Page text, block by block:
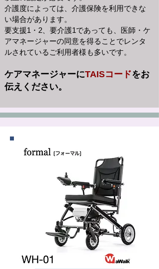
介護度によっては、介護保険を利用できな
い場合があります。
要支援1・2、要介護1であっても、医師・ケ
アマネージャーの同意を得ることでレンタ
ルされているご利用者様も多いです。 ​
ケアマネージャーにTAISコードをお
伝えください。